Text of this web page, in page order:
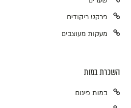
פרקט ריקודים
מעקות מעוצבים
השכרת במות
במות פיגום